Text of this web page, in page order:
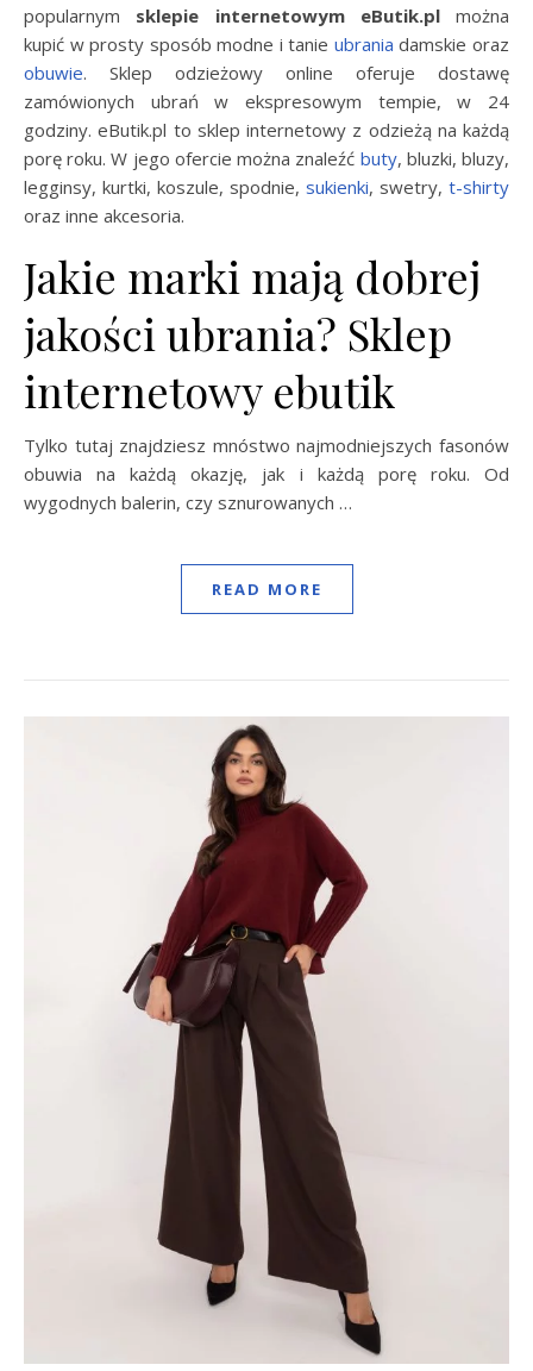
popularnym sklepie internetowym eButik.plmożna
kupić w prosty sposób modne i tanie ubrania damskie oraz
obuwie. Sklep odzieżowy online oferuje dostawę
zamówionych ubrań w ekspresowym tempie, w 24
godziny. eButik.pl to sklep internetowy z odzieżą na każdą
porę roku. W jego ofercie można znaleźć buty, bluzki, bluzy,
legginsy, kurtki, koszule, spodnie, sukienki, swetry, t-shirty
oraz inne akcesoria.
Jakie marki mają dobrej
jakości ubrania? Sklep
internetowy ebutik
Tylko tutaj znajdziesz mnóstwo najmodniejszych fasonów
obuwia na każdą okazję, jak i każdą porę roku. Od
wygodnych balerin, czy sznurowanych …
READ MORE